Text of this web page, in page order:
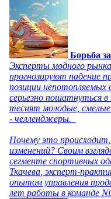
Борьба
Эксперты модного
прогнозируют падение
позиции непотопляемых
серьезно пошатнуться
теснят молодые,
- челленджеры.
Почему это
изменений? Своим
сегменте спортивных
Ткачева, эксперт-
опытом управления
лет работы в команде